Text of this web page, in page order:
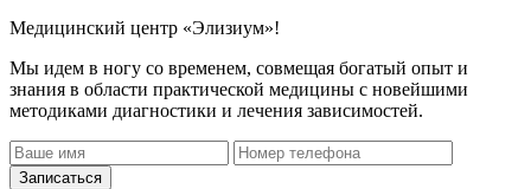
Медицинский центр «Элизиум»!
Мы идем в ногу со временем, совмещая богатый опыт и
знания в области практической медицины с новейшими
методиками диагностики и лечения зависимостей.
Записаться